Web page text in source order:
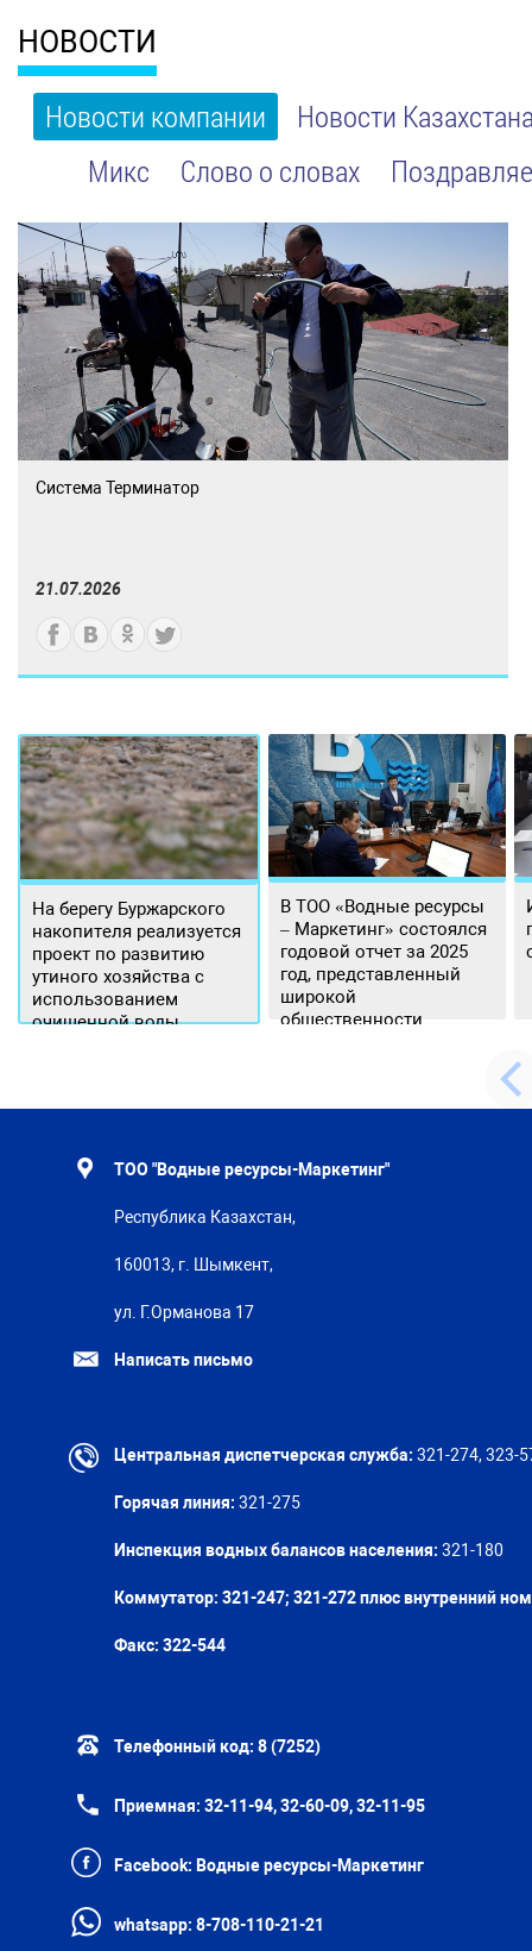
НОВОСТИ
Новости компании
Новости
Микс
Слово о словах
Система Терминатор
21.07.2026
На берегу Буржарского
накопителя реализуется
проект по развитию
утиного хозяйства с
использованием
очищенной воды
В ТОО «Водные ресурсы
– Маркетинг» состоялся
годовой отчет за 2025
год, представленный
широкой
общественности.
ТОО "Водные ресурсы-Маркетинг"
Республика Казахстан,
160013, г. Шымкент,
ул. Г.Орманова 17
Написать письмо
Центральная диспетчерская служба: 321-274, 323-
Горячая линия: 321-275
Инспекция водных балансов населения: 321-180
Коммутатор: 321-247; 321-272 плюс внутренний
Факс: 322-544
Телефонный код: 8 (7252)
Приемная: 32-11-94, 32-60-09, 32-11-95
Facebook: Водные ресурсы-Маркетинг
whatsapp: 8-708-110-21-21